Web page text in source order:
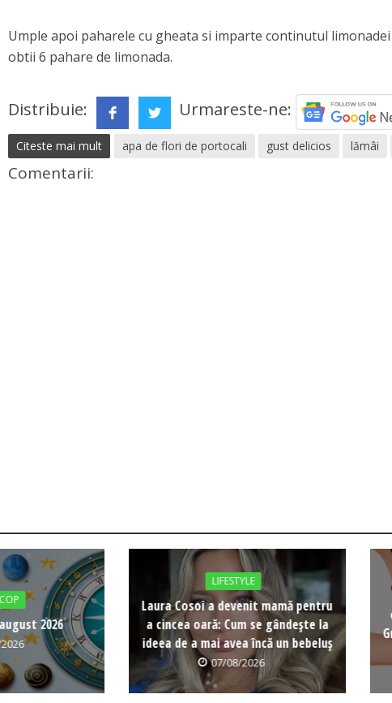
Umple apoi paharele cu gheata si imparte continutul
obtii 6 pahare de limonada.
Distribuie: Urmareste-ne:
Citeste mai mult apa de flori de portocali gust delicios lămâi
Comentarii:
2026
LIFESTYLE
Laura Cosoi a devenit mamă pentru
a cincea oară: Cum se gândește la
ideea de a mai avea încă un bebeluș
07/08/2026